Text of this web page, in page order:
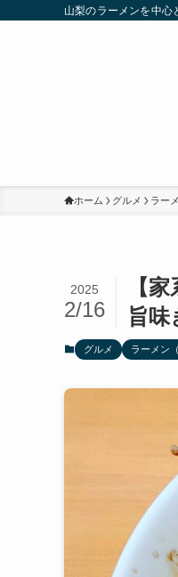
山梨のラーメンを中心
ホーム グルメ ラー
【
旨味
2025
2/16
グルメ ラーメン